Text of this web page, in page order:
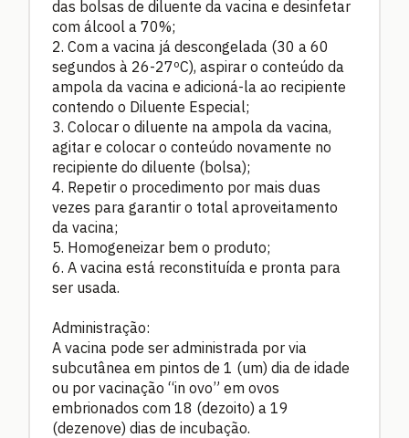
das bolsas de diluente da vacina e desinfetar
com álcool a 70%;
2. Com a vacina já descongelada (30 a 60
segundos à 26-27ºC), aspirar o conteúdo da
ampola da vacina e adicioná-la ao recipiente
contendo o Diluente Especial;
3. Colocar o diluente na ampola da vacina,
agitar e colocar o conteúdo novamente no
recipiente do diluente (bolsa);
4. Repetir o procedimento por mais duas
vezes para garantir o total aproveitamento
da vacina;
5. Homogeneizar bem o produto;
6. A vacina está reconstituída e pronta para
ser usada.
Administração:
A vacina pode ser administrada por via
subcutânea em pintos de 1 (um) dia de idade
ou por vacinação “in ovo” em ovos
embrionados com 18 (dezoito) a 19
(dezenove) dias de incubação.